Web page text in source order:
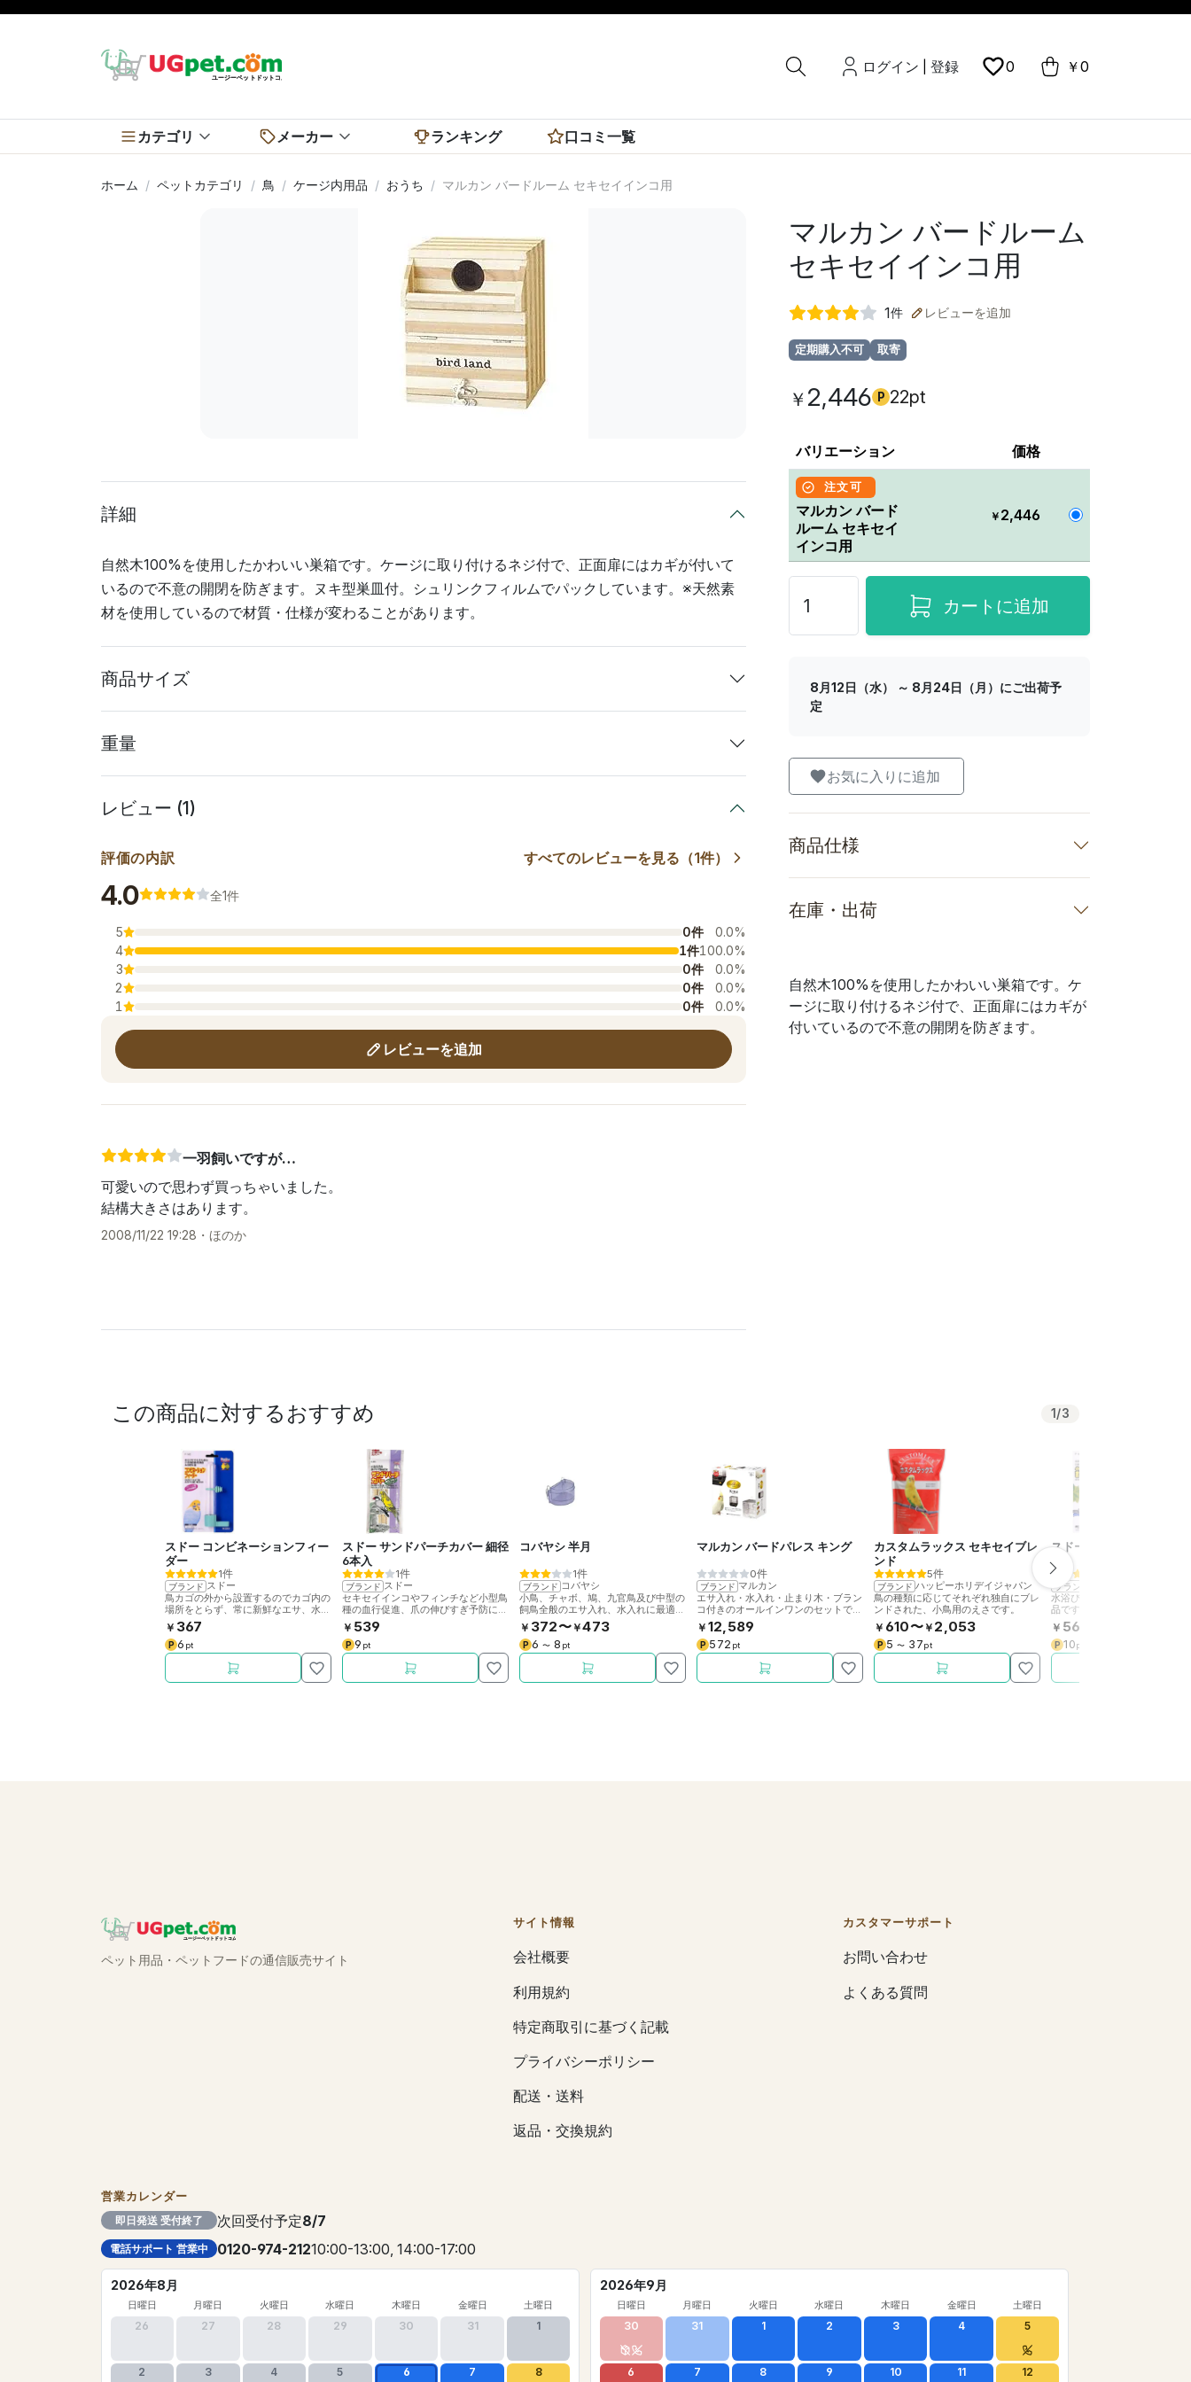
ログイン 登録 0 ￥0
カテゴリ メーカー ランキング 口コミ一覧
ホーム ペットカテゴリ 鳥 ケージ内用品 おうち マルカン バードルーム セキセイインコ用
マルカン バードルーム
セキセイインコ用
1件 レビューを追加
定期購入不可 取寄
￥ 2,446 P 22pt
バリエーション 価格
注文可
マルカン バード
ルーム セキセイ
インコ用
￥ 2,446
カートに追加
8月12日（水） ～ 8月24日（月）にご出荷予
定
お気に入りに追加
商品仕様
在庫・出荷
自然木100%を使用したかわいい巣箱です。ケ
ージに取り付けるネジ付で、正面扉にはカギが
付いているので不意の開閉を防ぎます。
詳細
自然木100%を使用したかわいい巣箱です。ケージに取り付けるネジ付で、正面扉にはカギが付いて
いるので不意の開閉を防ぎます。ヌキ型巣皿付。シュリンクフィルムでパックしています。※天然素
材を使用しているので材質・仕様が変わることがあります。
商品サイズ
重量
レビュー (1)
評価の内訳 すべてのレビューを見る（1件）
平均評価
4.0 全1件
5 0件
0.0%
4
1件100.0%
3
0件
0.0%
2
0件
0.0%
1
0件 0.0%
レビューを追加
一羽飼いですが…
可愛いので思わず買っちゃいました。
結構大きさはあります。
2008/11/22 19:28 ・ ほのか
この商品に対するおすすめ 1 /3
スドー コンビネーションフィー
ダー
1件
ブランド スドー
鳥カゴの外から設置するのでカゴ内の
場所をとらず、常に新鮮なエサ、水を
与えることができます。
￥ 367
P 6 pt
スドー サンドパーチカバー 細径
6本入
1件
ブランド スドー
セキセイインコやフィンチなど小型鳥
種の血行促進、爪の伸びすぎ予防に。
とまり木にかぶせて使用します。
￥ 539
P 9 pt
コバヤシ 半月
1件
ブランド コバヤシ
小鳥、チャボ、鳩、九官鳥及び中型の
飼鳥全般のエサ入れ、水入れに最適で
す。
￥ 372〜￥473
P 6 〜 8 pt
マルカン バードパレス キング
0件
ブランド マルカン
エサ入れ・水入れ・止まり木・ブラン
コ付きのオールインワンのセットで
す。カラーはマリーン(ブルー)、サイ
ズはW350×D280×H470です。
￥ 12,589
P 572 pt
カスタムラックス セキセイブレ
ンド
5件
ブランド ハッピーホリデイジャパン
鳥の種類に応じてそれぞれ独自にブレ
ンドされた、小鳥用のえさです。
￥ 610〜￥ 2,053
P 5 〜 37pt
スドー 小鳥のまごの手ブ
ブランド
水浴びが苦手なセキセイインコ
品です。
￥ 563
P 10pt
ペット用品・ペットフードの通信販売サイト
サイト情報
会社概要
利用規約
特定商取引に基づく記載
プライバシーポリシー
配送・送料
返品・交換規約
カスタマーサポート
お問い合わせ
よくある質問
営業カレンダー
即日発送 受付終了 次回受付予定8/7
電話サポート 営業中 0120-974-21210:00-13:00, 14:00-17:00
2026年8月
日曜日 月曜日 火曜日 水曜日 木曜日 金曜日 土曜日
26 27 28 29 30 31 1
2 3 4 5 6 7 8
2026年9月
日曜日 月曜日 火曜日 水曜日 木曜日 金曜日 土曜日
30 31 1 2 3 4 5
6 7 8 9 10 11 12